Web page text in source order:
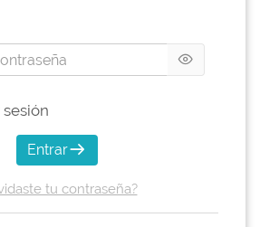
Entrar
tu contraseña?